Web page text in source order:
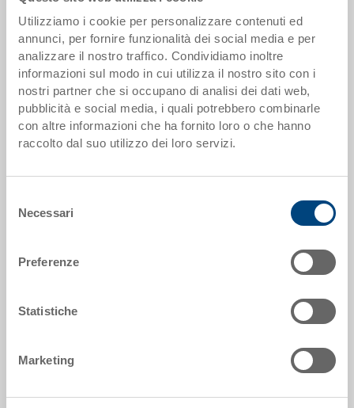
Utilizziamo i cookie per personalizzare contenuti ed
annunci, per fornire funzionalità dei social media e per
analizzare il nostro traffico. Condividiamo inoltre
informazioni sul modo in cui utilizza il nostro sito con i
nostri partner che si occupano di analisi dei dati web,
pubblicità e social media, i quali potrebbero combinarle
con altre informazioni che ha fornito loro o che hanno
raccolto dal suo utilizzo dei loro servizi.
delNecessari
Preferenze
Statistiche
Marketing
offerta
Scaglioni quantità Prezzo
da 1000 pezzi EUR 13,59
Scaglionamento per quantità secondo le unità di imballo.
40-4328.5070.0101
400 x 300 x 280 mm
Colore: